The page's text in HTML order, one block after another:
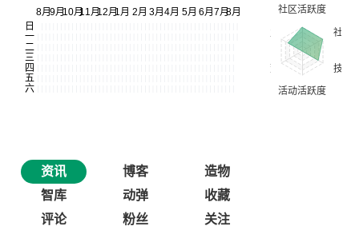
资讯 博客
造物
智库
动弹
收藏
评论
粉丝 关注